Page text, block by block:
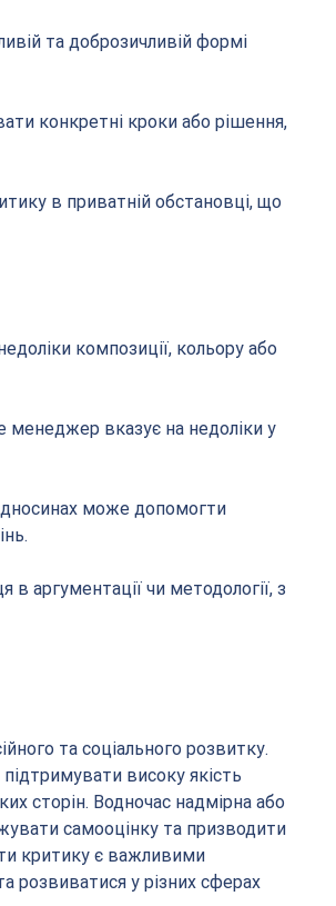
та доброзичливій формі
конкретні кроки або рішення,
в приватній обстановці, що
композиції, кольору або
менеджер вказує на недоліки у
може допомогти
в аргументації чи методології, з
та соціального розвитку.
високу якість
сторін. Водночас надмірна або
самооцінку та призводити
критику є важливими
розвиватися у різних сферах